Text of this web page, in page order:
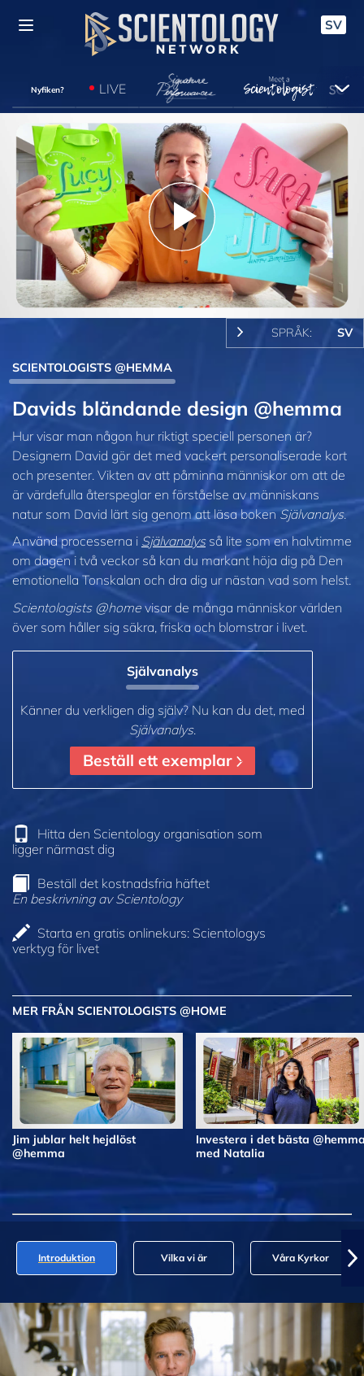
SV
Nyfiken? LIVE
Play
Video
SPRÅK: SV
SCIENTOLOGISTS @HEMMA
Davids bländande design @hemma
Hur visar man någon hur riktigt speciell personen är?
Designern David gör det med vackert personaliserade kort
och presenter. Vikten av att påminna människor om att de
är värdefulla återspeglar en förståelse av människans
natur som David lärt sig genom att läsa bokenSjälvanalys.
Använd processerna i Självanalysså lite som en halvtimme
om dagen i två veckor så kan du markant höja dig på Den
emotionella Tonskalan och dra dig ur nästan vad som helst.
Scientologists @homevisar de många människor världen
över som håller sig säkra, friska och blomstrar i livet.
Självanalys
Känner du verkligen dig själv? Nu kan du det, med
Självanalys.
Beställ ett exemplar
Hitta den Scientology organisation som
ligger närmast dig
Beställ det kostnadsfria häftet
En beskrivning av Scientology
Starta en gratis onlinekurs: Scientologys
verktyg för livet
MER FRÅN SCIENTOLOGISTS @HOME
Jim jublar helt hejdlöst
@hemma
Investera i det bästa
med Natalia
Introduktion Vilka vi är Våra Kyrkor